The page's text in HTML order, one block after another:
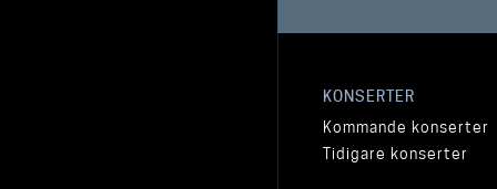
KONSERTER
Kommande konserter
Tidigare konserter